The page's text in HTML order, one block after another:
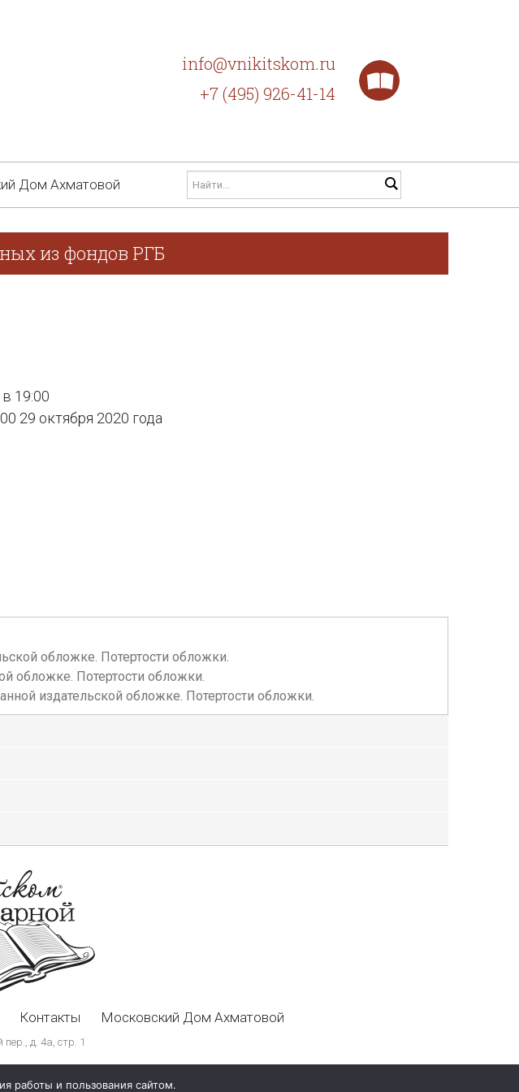
info@vnikitskom.ru
+7 (495) 926-41-14
Дом Ахматовой
из фондов РГБ
19:00
29 октября 2020 года
обложке. Потертости обложки.
обложке. Потертости обложки.
издательской обложке. Потертости обложки.
Контакты Московский Дом Ахматовой
д. 4а, стр. 1
работы и пользования сайтом.